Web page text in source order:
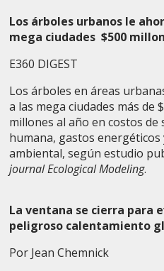
Los árboles urbanos le
mega ciudades $500
E360 DIGEST
Los árboles en áreas
a las mega ciudades más de
millones al año en costos de
humana, gastos
ambiental, según estudio
journal Ecological Modeling.
La ventana se cierra para
peligroso calentamiento
Por Jean Chemnick